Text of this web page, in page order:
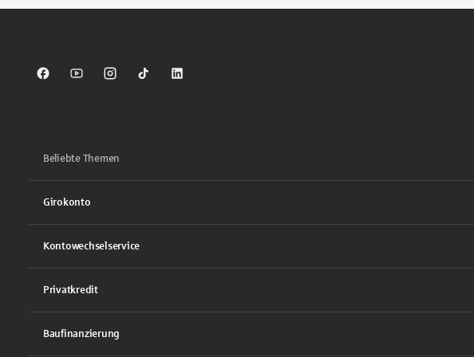
Sparkasse auf Facebook
Sparkasse auf Youtube
Sparkasse auf Instagram
Sparkasse auf TikTok
Sparkasse auf LinkedIn
Beliebte Themen
Girokonto
Kontowechselservice
Privatkredit
Baufinanzierung